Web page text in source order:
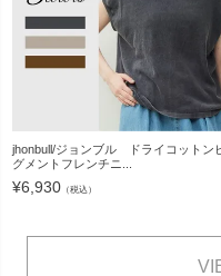
jhonbull/ジョンブル ドライコットン
グメントフレンチニ...
¥6,930 （税込）